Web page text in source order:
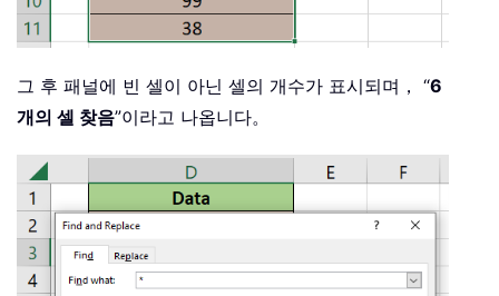
그 후 패널에 빈 셀이 아닌 셀의 개수가 표시되며， “6
개의 셀 찾음”이라고 나옵니다。